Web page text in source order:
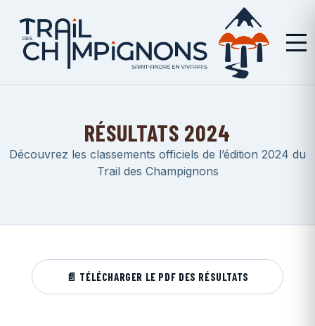
RÉSULTATS 2024
Découvrez les classements officiels de l’édition 2024 du
Trail des Champignons
📄 TÉLÉCHARGER LE PDF DES RÉSULTATS